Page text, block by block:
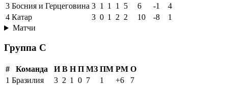
3 Босния и Герцеговина 3 1 1 1 5 6 -1
4
4 Катар 3 0 1 2 2 10 -8
1
Матчи
Группа C
# Команда И В Н П МЗ ПМ РМ О
1 Бразилия 3 2 1 0 7 1 +6
7